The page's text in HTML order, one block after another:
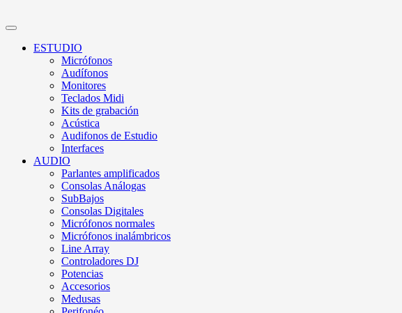
ESTUDIO
Micrófonos
Audífonos
Monitores
Teclados Midi
Kits de grabación
Acústica
Audifonos de Estudio
Interfaces
AUDIO
Parlantes amplificados
Consolas Análogas
SubBajos
Consolas Digitales
Micrófonos normales
Micrófonos inalámbricos
Line Array
Controladores DJ
Potencias
Accesorios
Medusas